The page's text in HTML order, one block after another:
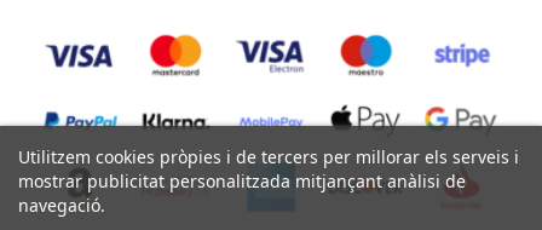
Utilitzem cookies pròpies i de tercers per millorar els serveis i
mostrar publicitat personalitzada mitjançant anàlisi de
navegació.